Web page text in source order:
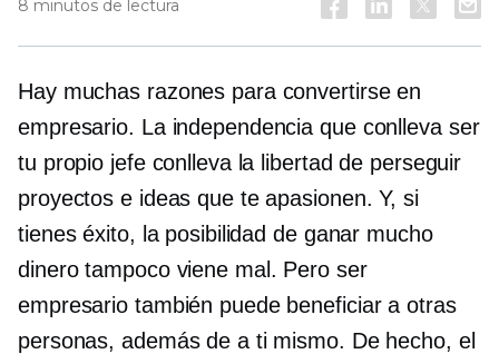
8 minutos de lectura
Hay muchas razones para convertirse en
empresario. La independencia que conlleva ser
tu propio jefe conlleva la libertad de perseguir
proyectos e ideas que te apasionen. Y, si
tienes éxito, la posibilidad de ganar mucho
dinero tampoco viene mal. Pero ser
empresario también puede beneficiar a otras
personas, además de a ti mismo. De hecho, el